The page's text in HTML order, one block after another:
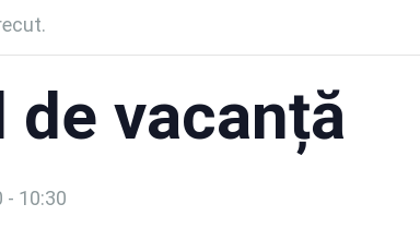
de vacanță
- 10:30